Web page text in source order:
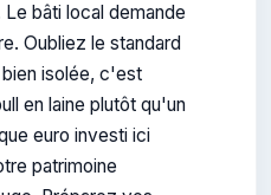
bâti local demande
Oubliez le standard
isolée, c'est
en laine plutôt qu'un
euro investi ici
patrimoine